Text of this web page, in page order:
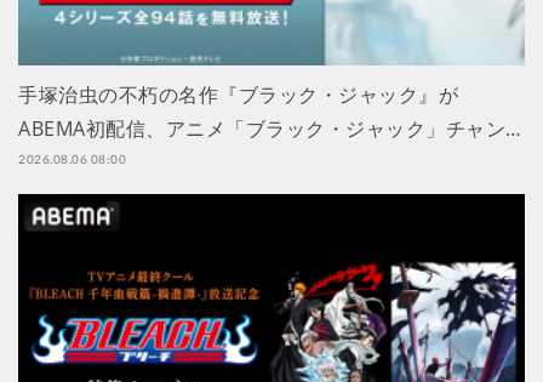
手塚治虫の不朽の名作『ブラック・ジャック』が
ABEMA初配信、アニメ「ブラック・ジャック」チャン…
2026.08.06 08:00